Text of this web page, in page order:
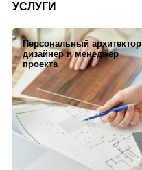
УСЛУГИ
Персональный архитектор
дизайнер и менеджер
проекта